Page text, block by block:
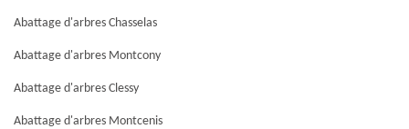
Abattage d'arbres Chasselas
Abattage d'arbres Montcony
Abattage d'arbres Clessy
Abattage d'arbres Montcenis